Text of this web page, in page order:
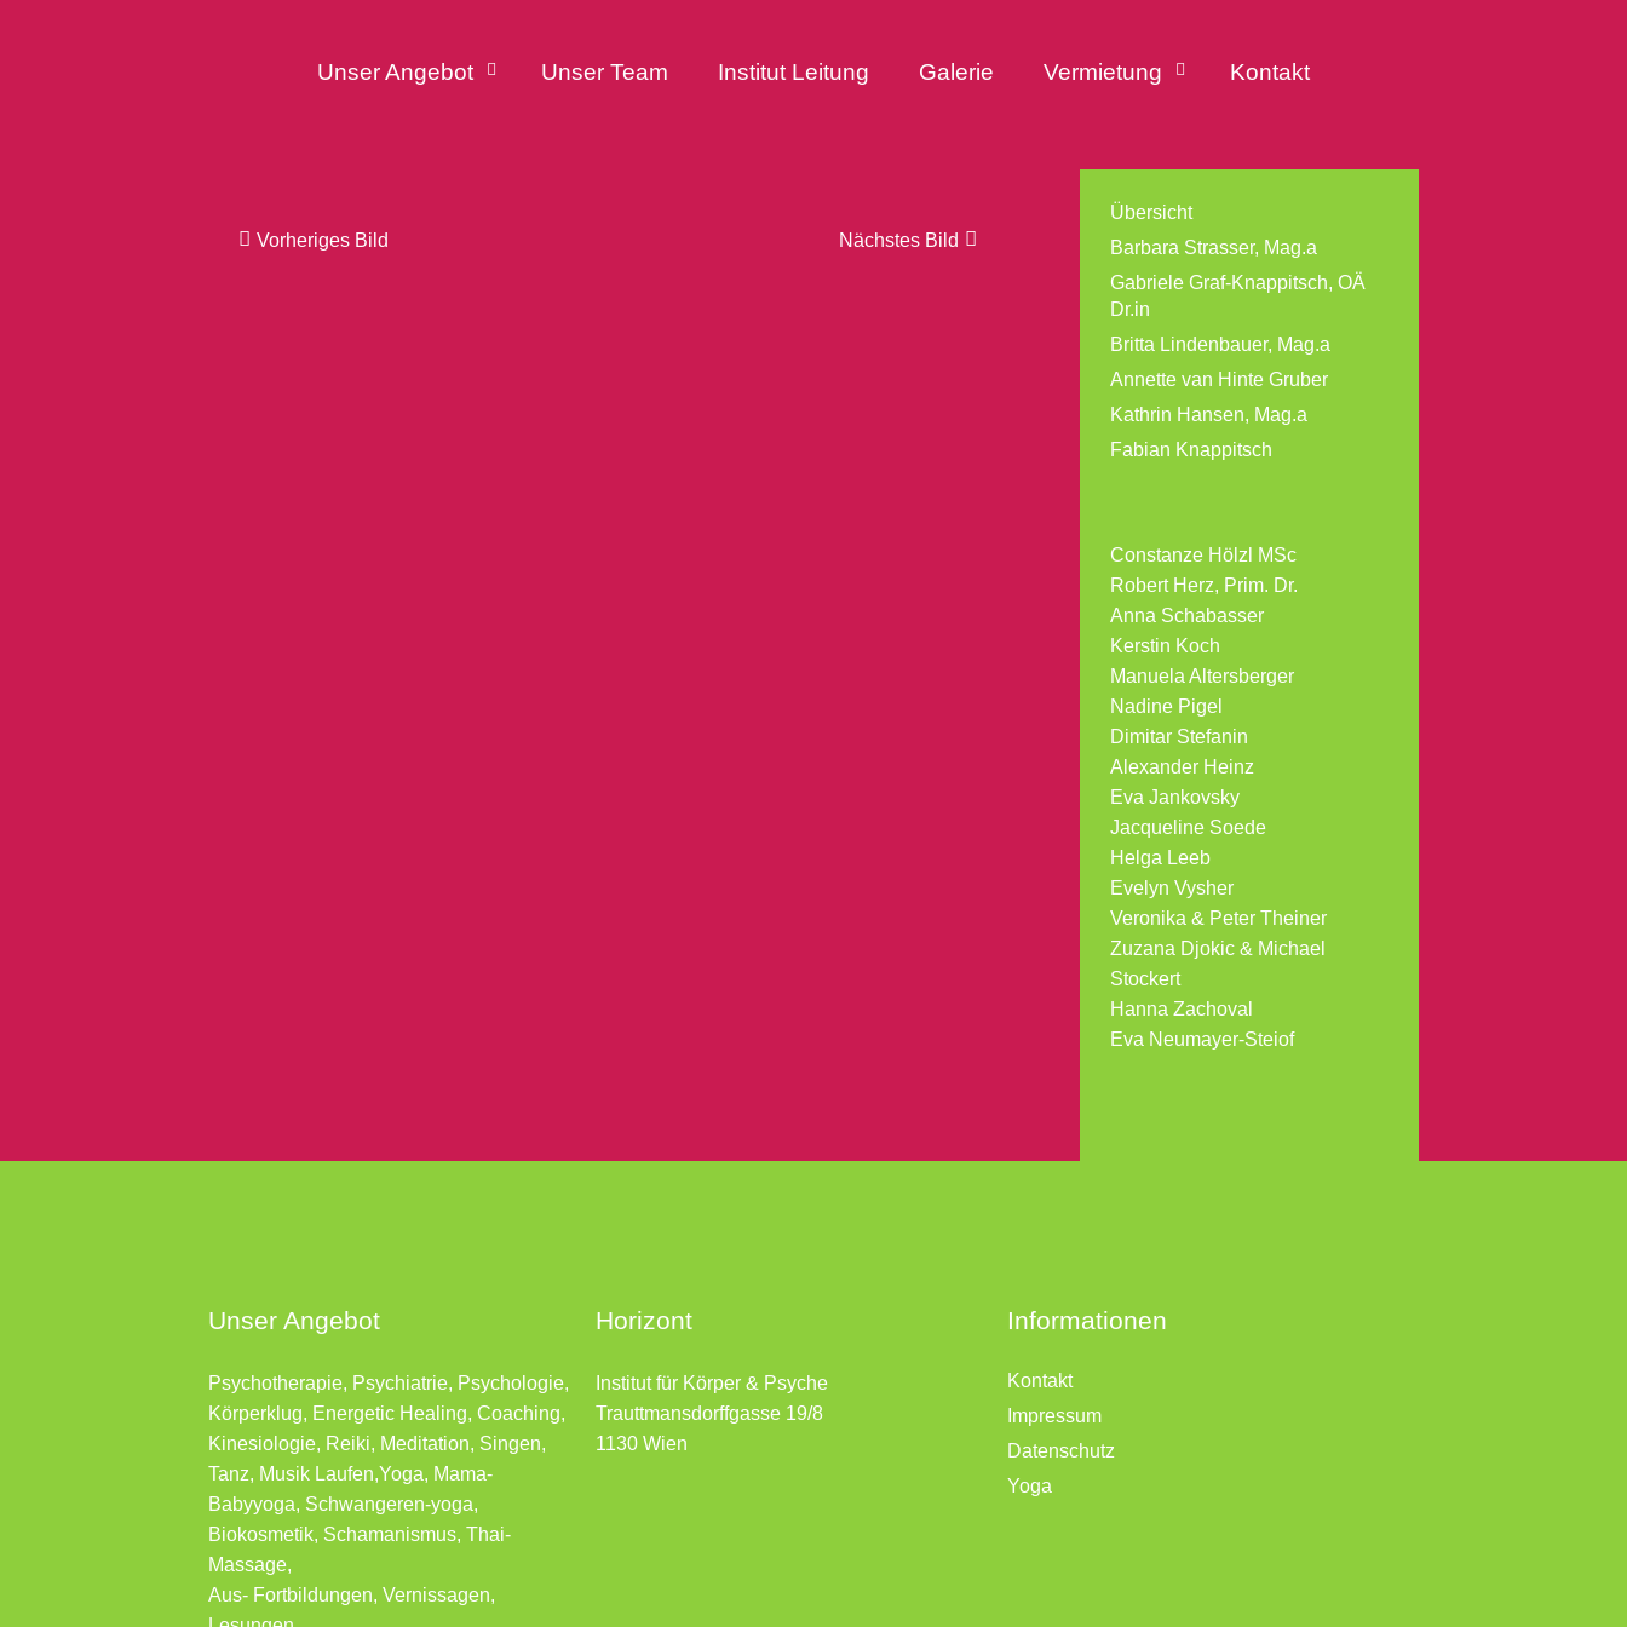
Unser Angebot Unser Team Institut Leitung Galerie Vermietung Kontakt
Nächstes Bild
Vorheriges Bild
Übersicht
Barbara Strasser, Mag.a
Gabriele Graf-Knappitsch, OÄ
Dr.in
Britta Lindenbauer, Mag.a
Annette van Hinte Gruber
Kathrin Hansen, Mag.a
Fabian Knappitsch
Constanze Hölzl MSc
Robert Herz, Prim. Dr.
Anna Schabasser
Kerstin Koch
Manuela Altersberger
Nadine Pigel
Dimitar Stefanin
Alexander Heinz
Eva Jankovsky
Jacqueline Soede
Helga Leeb
Evelyn Vysher
Veronika & Peter Theiner
Zuzana Djokic & Michael
Stockert
Hanna Zachoval
Eva Neumayer-Steiof
Unser Angebot
Psychotherapie, Psychiatrie, Psychologie,
Körperklug, Energetic Healing, Coaching,
Kinesiologie, Reiki, Meditation, Singen,
Tanz, Musik Laufen,Yoga, Mama-
Babyyoga, Schwangeren-yoga,
Biokosmetik, Schamanismus, Thai-
Massage,
Aus- Fortbildungen, Vernissagen,
Horizont
Institut für Körper & Psyche
Trauttmansdorffgasse 19/8
1130 Wien
Informationen
Kontakt
Impressum
Datenschutz
Yoga